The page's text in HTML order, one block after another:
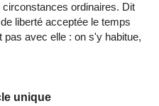
ordinaires. Dit
liberté acceptée le temps
avec elle : on s'y habitue,
unique